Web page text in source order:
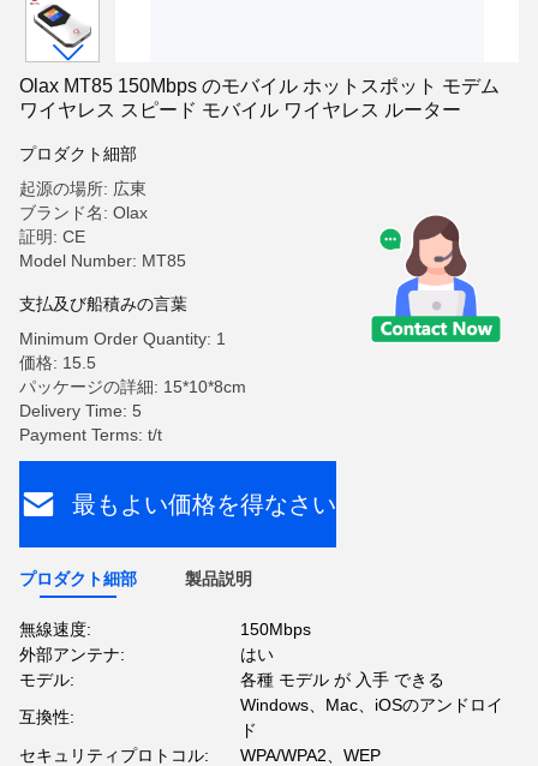
Olax MT85 150Mbps のモバイル ホットスポット モデム
ワイヤレス スピード モバイル ワイヤレス ルーター
プロダクト細部
起源の場所: 広東
ブランド名: Olax
証明: CE
Model Number: MT85
支払及び船積みの言葉
Minimum Order Quantity: 1
価格: 15.5
パッケージの詳細: 15*10*8cm
Delivery Time: 5
Payment Terms: t/t
最もよい価格を得なさい
プロダクト細部 製品説明
無線速度:
150Mbps
外部アンテナ:
はい
モデル:
各種 モデル が 入手 できる
互換性:
Windows、Mac、iOSのアンドロイ
ド
セキュリティプロトコル:
WPA/WPA2、WEP